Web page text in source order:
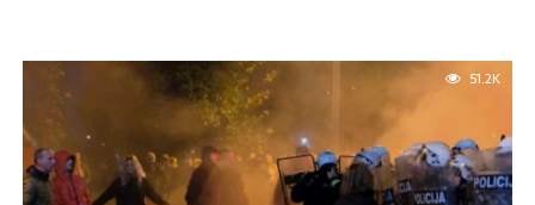
51.2K